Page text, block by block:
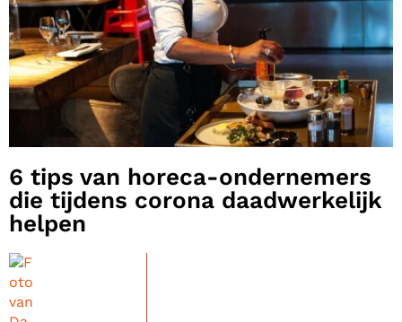
6 tips van horeca-ondernemers
die tijdens corona daadwerkelijk
helpen